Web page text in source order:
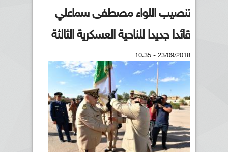
تنصيب اللواء مصطفى سماعلي
قائدا جديدا للناحية العسكرية الثالثة
23/09/2018 - 10:35